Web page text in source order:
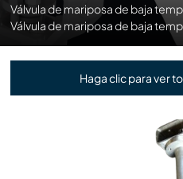
Válvula de mariposa de baja
Válvula de mariposa de baja
Haga clic para ver